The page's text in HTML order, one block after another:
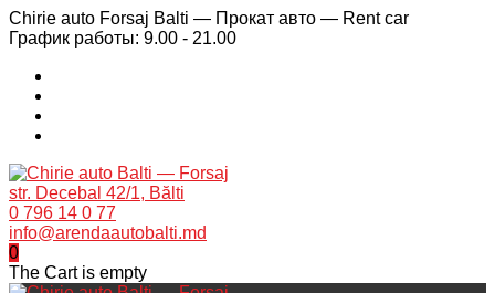
Chirie auto Forsaj Balti — Прокат авто — Rent car
График работы: 9.00 - 21.00
str. Decebal 42/1, Bălti
0 796 14 0 77
info@arendaautobalti.md
0
The Cart is empty